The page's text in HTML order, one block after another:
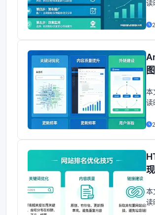
读
系
夹
本
读
本
读